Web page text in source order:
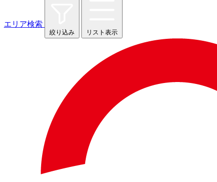
エリア検索
絞り込み リスト表示